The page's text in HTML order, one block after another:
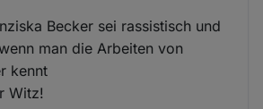
Becker sei rassistisch und
man die Arbeiten von
kennt
Witz!